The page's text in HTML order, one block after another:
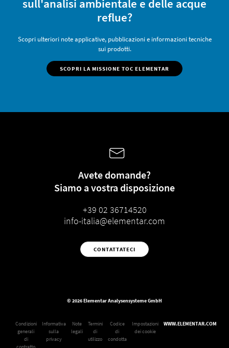
sull'analisi ambientale e delle acque
reflue?
Scopri ulteriori note applicative, pubblicazioni e informazioni tecniche
sui prodotti.
SCOPRI LA MISSIONE TOC ELEMENTAR
Avete domande?
Siamo a vostra disposizione
+39 02 36714520
info-italia@elementar.com
CONTATTATECI
© 2026 Elementar Analysensysteme GmbH
Condizioni
generali
di
Informativa
sulla
privacy
Note
legali
Termini
di
utilizzo
Codice
di
condotta
Impostazioni
dei cookie
WWW.ELEMENTAR.COM